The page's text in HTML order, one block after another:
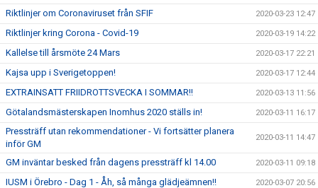
Riktlinjer om Coronaviruset från SFIF 2020-03-23 12:47
Riktlinjer kring Corona - Covid-19 2020-03-19 14:22
Kallelse till årsmöte 24 Mars 2020-03-17 22:21
Kajsa upp i Sverigetoppen! 2020-03-17 12:44
EXTRAINSATT FRIIDROTTSVECKA I SOMMAR!! 2020-03-13 11:56
Götalandsmästerskapen Inomhus 2020 ställs in! 2020-03-11 16:17
Pressträff utan rekommendationer - Vi fortsätter planera
inför GM
2020-03-11 14:47
GM inväntar besked från dagens pressträff kl 14.00 2020-03-11 09:18
IUSM i Örebro - Dag 1 - Åh, så många glädjeämnen!! 2020-03-07 20:56